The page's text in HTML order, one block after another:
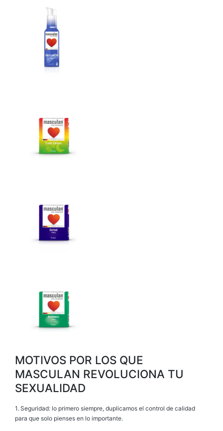
MOTIVOS POR LOS QUE
MASCULAN REVOLUCIONA TU
SEXUALIDAD
1. Seguridad: lo primero siempre, duplicamos el control de calidad
para que solo pienses en lo importante.